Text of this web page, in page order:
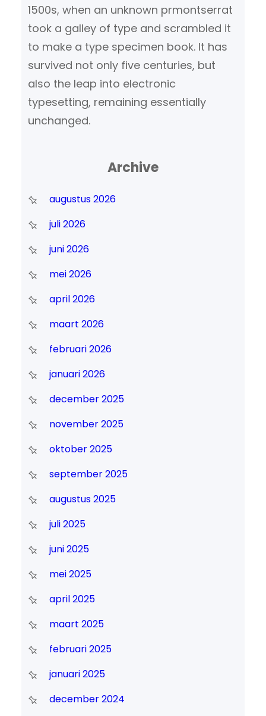
1500s, when an unknown prmontserrat
took a galley of type and scrambled it
to make a type specimen book. It has
survived not only five centuries, but
also the leap into electronic
typesetting, remaining essentially
unchanged.
Archive
augustus 2026
juli 2026
juni 2026
mei 2026
april 2026
maart 2026
februari 2026
januari 2026
december 2025
november 2025
oktober 2025
september 2025
augustus 2025
juli 2025
juni 2025
mei 2025
april 2025
maart 2025
februari 2025
januari 2025
december 2024